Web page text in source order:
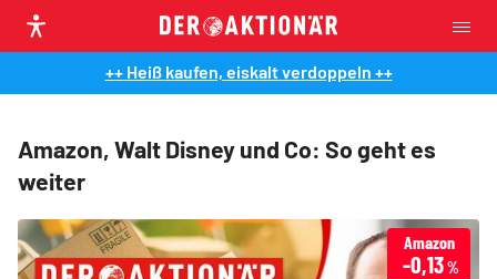
++ Heiß kaufen, eiskalt verdoppeln ++
Amazon, Walt Disney und Co: So geht es
weiter
Amazon
-0,13%